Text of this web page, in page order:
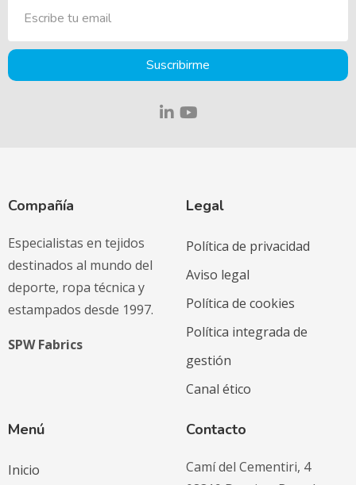
Suscribirme
Compañía
Especialistas en tejidos
destinados al mundo del
deporte, ropa técnica y
estampados desde 1997.
SPW Fabrics
Legal
Política de privacidad
Aviso legal
Política de cookies
Política integrada de
gestión
Canal ético
Menú
Inicio
Contacto
Camí del Cementiri, 4